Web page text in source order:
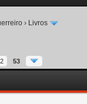
› Livros
53